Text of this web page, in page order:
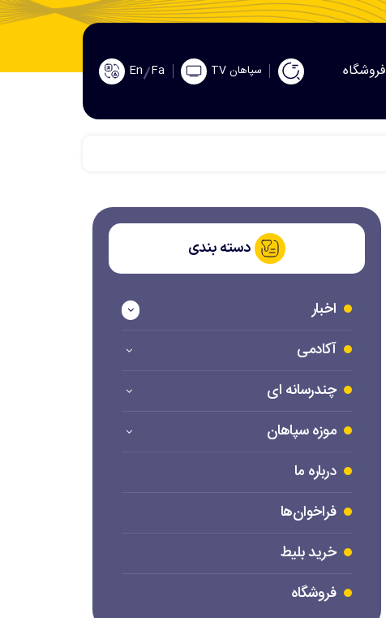
فروشگاه سپاهان TV Fa
En
دسته بندی
اخبار
آکادمی
چندرسانه ای
موزه سپاهان
درباره ما
فراخوان‌ها
خرید بلیط
فروشگاه